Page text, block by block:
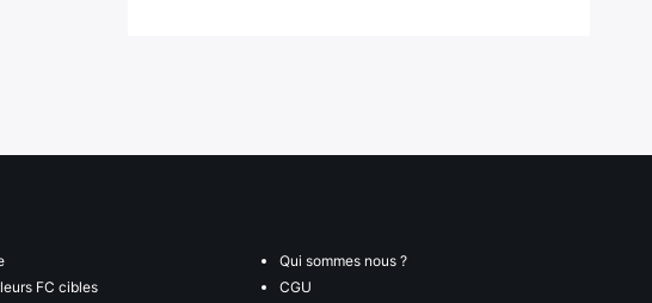
FC cibles
Qui sommes nous ?
CGU